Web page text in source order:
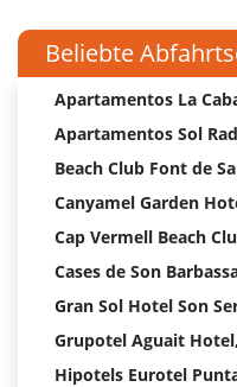
Beliebte
Apartamentos La
Apartamentos Sol
Beach Club Font de
Canyamel Garden
Cap Vermell Beach
Cases de Son
Gran Sol Hotel Son
Grupotel Aguait
Hipotels Eurotel